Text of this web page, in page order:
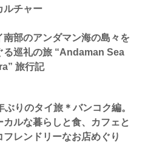
ルチャー
南部のアンダマン海の島々を
る巡礼の旅 “Andaman Sea
旅行記
ぶりのタイ旅＊バンコク編。
カルな暮らしと食、カフェと
フレンドリーなお店めぐり